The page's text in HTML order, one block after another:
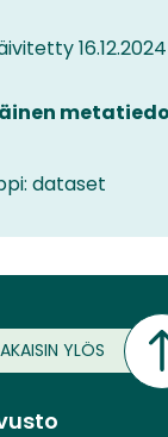
16.12.2024
dataset
YLÖS